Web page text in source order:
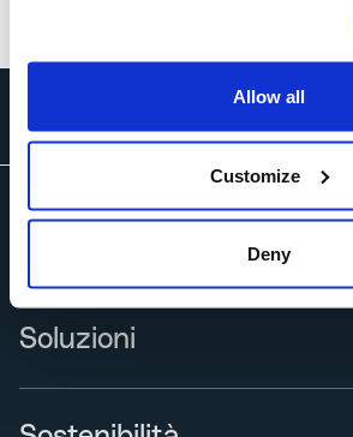
Allow all
Customize
Deny
Soluzioni